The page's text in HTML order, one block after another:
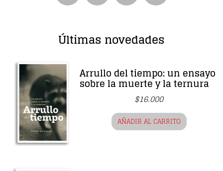
Últimas novedades
Arrullo del tiempo: un ensayo
sobre la muerte y la ternura
$16.000
AÑADIR AL CARRITO